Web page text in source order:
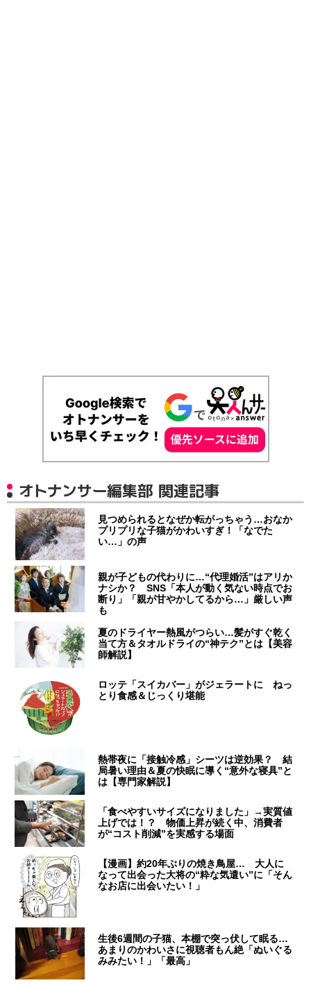
オトナンサー編集部 関連記事
見つめられるとなぜか転がっちゃう…おなか
プリプリな子猫がかわいすぎ！「なでた
い…」の声
親が子どもの代わりに…“代理婚活”はアリか
ナシか？ SNS「本人が動く気ない時点でお
断り」「親が甘やかしてるから…」厳しい声
も
夏のドライヤー熱風がつらい…髪がすぐ乾く
当て方＆タオルドライの“神テク”とは【美容
師解説】
ロッテ「スイカバー」がジェラートに ねっ
とり食感＆じっくり堪能
熱帯夜に「接触冷感」シーツは逆効果？ 結
局暑い理由＆夏の快眠に導く“意外な寝具”と
は【専門家解説】
「食べやすいサイズになりました」→実質値
上げでは！？ 物価上昇が続く中、消費者
が“コスト削減”を実感する場面
【漫画】約20年ぶりの焼き鳥屋… 大人に
なって出会った大将の“粋な気遣い”に「そん
なお店に出会いたい！」
生後6週間の子猫、本棚で突っ伏して眠る…
あまりのかわいさに視聴者もん絶「ぬいぐる
みみたい！」「最高」